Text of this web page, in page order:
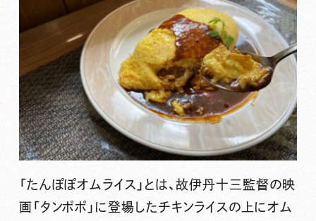
「たんぽぽオムライス」とは、故伊丹十三監督の映
画「タンポポ」に登場したチキンライスの上にオム